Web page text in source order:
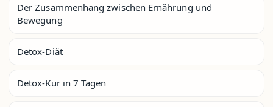
Der Zusammenhang zwischen Ernährung und
Bewegung
Detox-Diät
Detox-Kur in 7 Tagen